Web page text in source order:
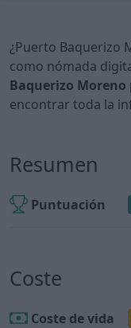
¿Puerto Baquerizo
como nómada
Baquerizo
encontrar toda la
Resumen
Puntuación
Coste
Coste de vida